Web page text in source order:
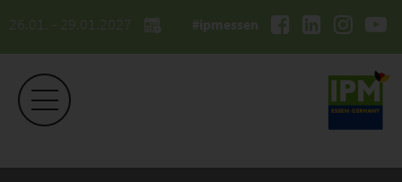
26.01. - 29.01.2027 #ipmessen